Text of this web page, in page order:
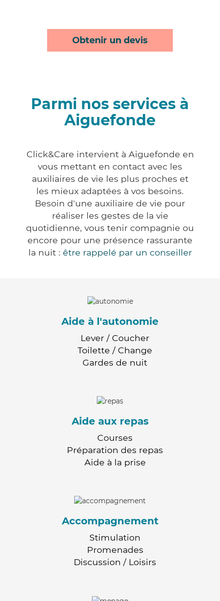
Obtenir un devis
Parmi nos services à
Aiguefonde
Click&Care intervient à Aiguefonde en
vous mettant en contact avec les
auxiliaires de vie les plus proches et
les mieux adaptées à vos besoins.
Besoin d'une auxiliaire de vie pour
réaliser les gestes de la vie
quotidienne, vous tenir compagnie ou
encore pour une présence rassurante
la nuit : être rappelé par un conseiller
Aide à l'autonomie
Lever / Coucher
Toilette / Change
Gardes de nuit
Aide aux repas
Courses
Préparation des repas
Aide à la prise
Accompagnement
Stimulation
Promenades
Discussion / Loisirs